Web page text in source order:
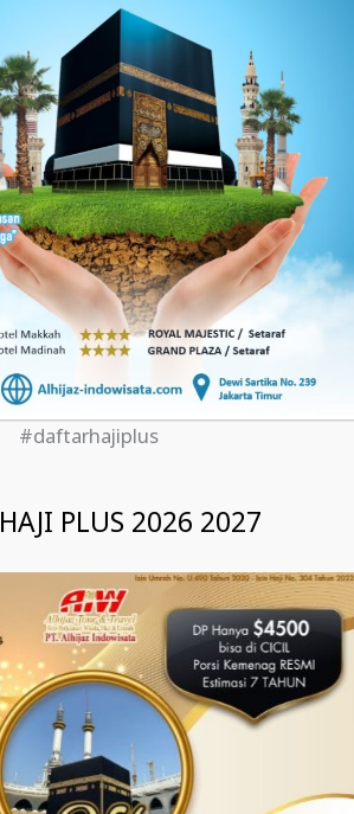
#daftarhajiplus
PLUS 2026 2027